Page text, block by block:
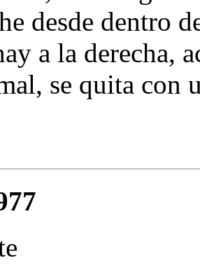
desde dentro
a la derecha,
se quita con